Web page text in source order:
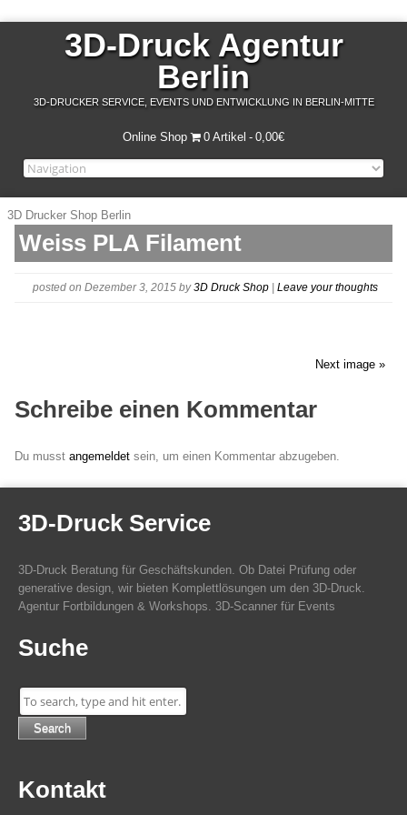
3D-Druck Agentur
Berlin
3D-DRUCKER SERVICE, EVENTS UND ENTWICKLUNG IN BERLIN-MITTE
Online Shop 0 Artikel 0,00€
3D Drucker Shop Berlin
Weiss PLA Filament
posted on Dezember 3, 2015 by3D Druck Shop Leave your thoughts
Next image »
Schreibe einen Kommentar
Du musst angemeldet sein, um einen Kommentar abzugeben.
3D-Druck Service
3D-Druck Beratung für Geschäftskunden. Ob Datei Prüfung oder
generative design, wir bieten Komplettlösungen um den 3D-Druck.
Agentur Fortbildungen & Workshops. 3D-Scanner für Events
Suche
Search
Kontakt